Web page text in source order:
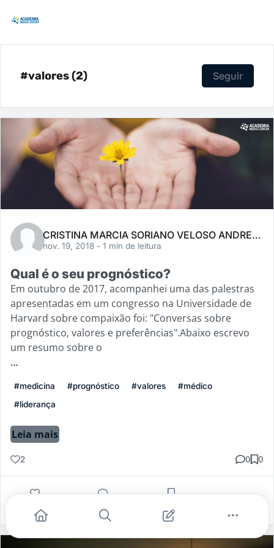
#valores (2) Seguir
CRISTINA MARCIA SORIANO VELOSO ANDREACCI
nov. 19, 2018 - 1 min de leitura
Qual é o seu prognóstico?
Em outubro de 2017, acompanhei uma das palestras
apresentadas em um congresso na Universidade de
Harvard sobre compaixão foi: "Conversas sobre
prognóstico, valores e preferências".Abaixo escrevo
um resumo sobre o
...
#medicina #prognóstico #valores
#médico
#liderança
Leia mais
2 0 0
Gostei Comentar Salvar